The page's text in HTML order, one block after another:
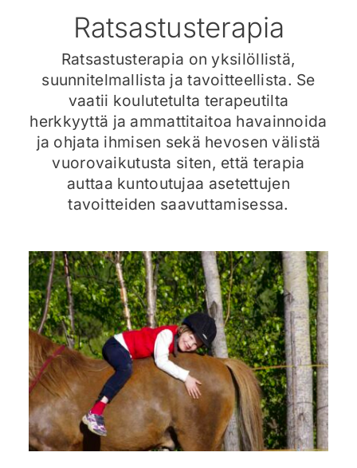
Ratsastusterapia
Ratsastusterapia on yksilöllistä,
suunnitelmallista ja tavoitteellista. Se
vaatii koulutetulta terapeutilta
herkkyyttä ja ammattitaitoa havainnoida
ja ohjata ihmisen sekä hevosen välistä
vuorovaikutusta siten, että terapia
auttaa kuntoutujaa asetettujen
tavoitteiden saavuttamisessa.